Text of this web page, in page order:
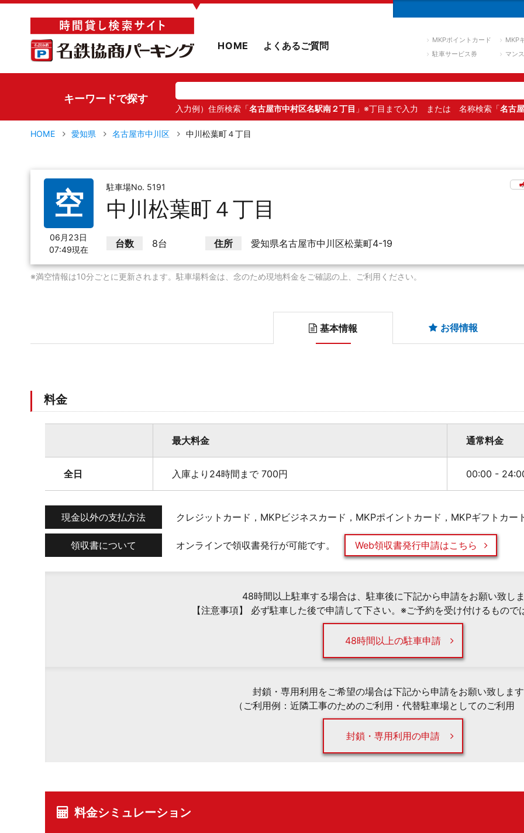
▼
HOME よくあるご質問 MKPポイントカード
MKP
駐車サービス券
マン
キーワードで探す
入力例）住所検索「名古屋市中村区名駅南２丁目 」※丁目まで入力 または 名称検索「名古
HOME 愛知県 名古屋市中川区 中川松葉町４丁目
空
06月23日
07:49現在
駐車場No. 5191
中川松葉町４丁目
台数 8台 住所 愛知県名古屋市中川区松葉町4-19
※満空情報は10分ごとに更新されます。駐車場料金は、念のため現地料金をご確認の上、ご利用ください。
基本情報 お得情報
料金
最大料金 通常料金
全日 入庫より24時間まで 700円 00:00 -
現金以外の支払方法 クレジットカード，MKPビジネスカード，MKPポイントカード，MKPギフトカー
領収書について オンラインで領収書発行が可能です。 Web領収書発行申請はこちら
48時間以上駐車する場合は、駐車後に下記から申請をお願い致し
【注意事項】 必ず駐車した後で申請して下さい。※ご予約を受け付けるもので
48時間以上の駐車申請
封鎖・専用利用をご希望の場合は下記から申請をお願い致しま
（ご利用例：近隣工事のためのご利用・代替駐車場としてのご利用
封鎖・専用利用の申請
料金シミュレーション